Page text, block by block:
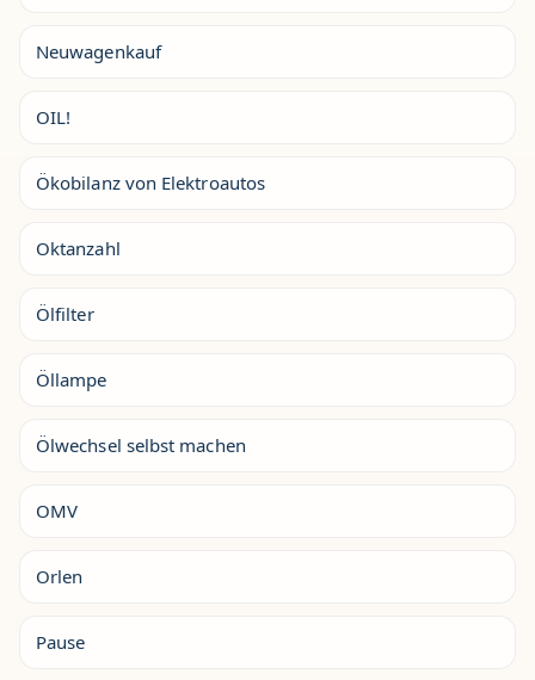
Neuwagenkauf
OIL!
Ökobilanz von Elektroautos
Oktanzahl
Ölfilter
Öllampe
Ölwechsel selbst machen
OMV
Orlen
Pause